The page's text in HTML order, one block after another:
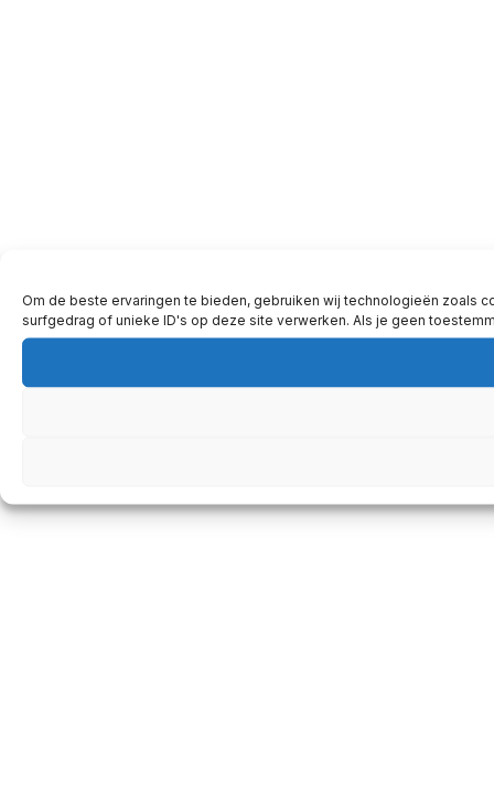
Om de beste ervaringen te bieden, gebruiken wij technologieën zoals
surfgedrag of unieke ID's op deze site verwerken. Als je geen